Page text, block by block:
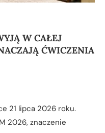
W CAŁEJ
ĆWICZENIA
21 lipca 2026 roku.
2026, znaczenie